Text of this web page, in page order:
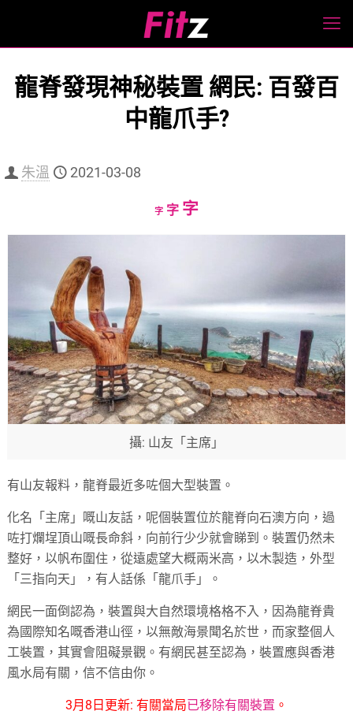
龍脊發現神秘裝置 網民: 百發百
中龍爪手?
朱溫 2021-03-08
字Decrease
字Reset
字Increase
攝: 山友「主席」
有山友報料，龍脊最近多咗個大型裝置。
化名「主席」嘅山友話，呢個裝置位於龍脊向石澳方向，過
咗打爛埕頂山嘅長命斜，向前行少少就會睇到。裝置仍然未
整好，以帆布圍住，從遠處望大概兩米高，以木製造，外型
「三指向天」，有人話係「龍爪手」。
網民一面倒認為，裝置與大自然環境格格不入，因為龍脊貴
為國際知名嘅香港山徑，以無敵海景聞名於世，而家整個人
工裝置，其實會阻礙景觀。有網民甚至認為，裝置應與香港
風水局有關，信不信由你。
3月8日更新: 有關當局已移除有關裝置 。